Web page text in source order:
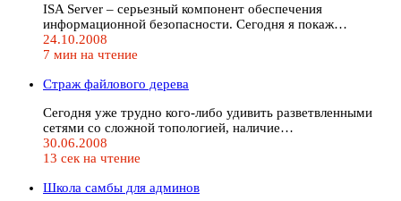
ISA Server – серьезный компонент обеспечения
информационной безопасности. Сегодня я покаж…
24.10.2008
7 мин на чтение
Страж файлового дерева
Сегодня уже трудно кого-либо удивить разветвленными
сетями со сложной топологией, наличие…
30.06.2008
13 сек на чтение
Школа самбы для админов